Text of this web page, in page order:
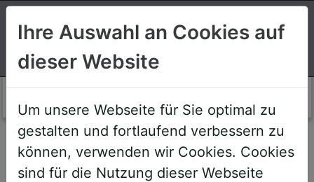
Willkommen!
Ihre Auswahl an Cookies auf
dieser Website
Um unsere Webseite für Sie optimal zu
gestalten und fortlaufend verbessern zu
können, verwenden wir Cookies. Cookies
sind für die Nutzung dieser Webseite